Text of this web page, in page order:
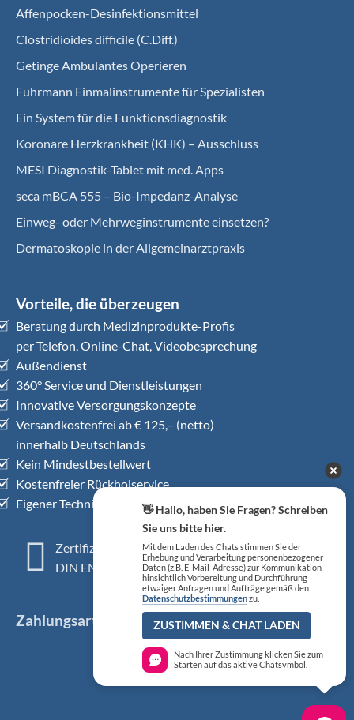
Affenpocken-Desinfektionsmittel
Clostridioides difficile (C.Diff.)
Getinge Ambulantes Operieren
Fuhrmann Einmalinstrumente für Spezialisten
Ein System für die Funktionsdiagnostik
Koro­nare Herz­krank­heit (KHK) – Ausschluss
MESI Diagnostik-Tablet mit med. Apps
seca mBCA 555 – Bio-Impedanz-Analyse
Einweg- oder Mehrweginstrumente einsetzen?
Dermatoskopie in der Allgemeinarztpraxis
Vorteile, die überzeugen
Beratung durch Medizinprodukte-Profis
per Telefon, Online-Chat, Videobesprechung
Außendienst
360° Service und Dienstleistungen
Innovative Versorgungskonzepte
Versandkostenfrei ab € 125,– (netto)
innerhalb Deutschlands
Kein Mindestbestellwert
Kostenfreier Rückholservice
Eigener Technischer Kundendienst
Zertifiziertes QM-System
DIN EN ISO 13485
Zahlungsarten
👋 Hallo, haben Sie Fragen? Schreiben
Sie uns bitte hier.
Mit dem Laden des Chats stimmen Sie der
Erhebung und Verarbeitung personenbezogener
Daten (z.B. E-Mail-Adresse) zur Kommunikation
hinsichtlich Vorbereitung und Durchführung
etwaiger Anfragen und Aufträge gemäß den
Datenschutzbestimmungenzu.
ZUSTIMMEN & CHAT LADEN
Nach Ihrer Zustimmung klicken Sie zum
Starten auf das aktive Chatsymbol.